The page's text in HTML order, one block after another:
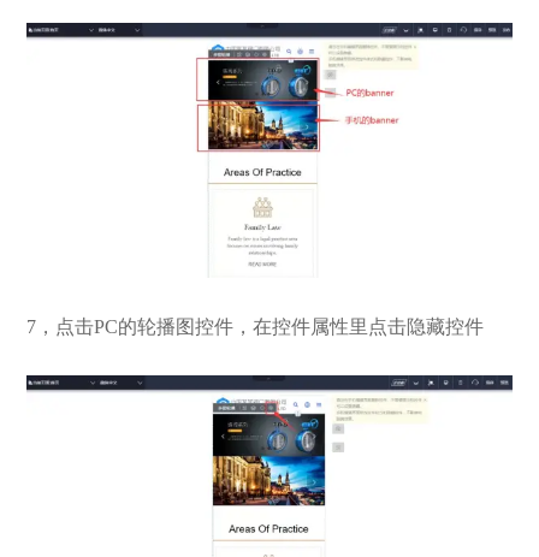
7，点击PC的轮播图控件，在控件属性里点击隐藏控件